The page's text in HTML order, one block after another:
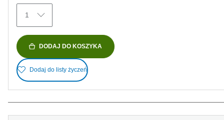
Recenzji
1
DODAJ DO KOSZYKA
Dodaj do listy życzeń